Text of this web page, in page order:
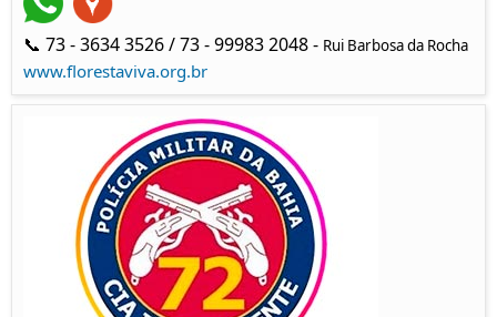
📞 73 - 3634 3526 / 73 - 99983 2048 - Rui Barbosa da Rocha
www.florestaviva.org.br